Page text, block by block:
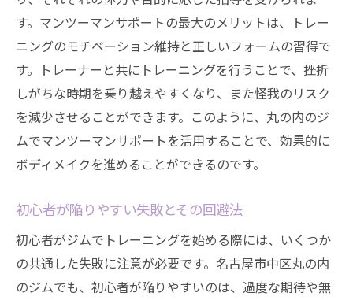
す。マンツーマンサポートの最大のメリットは、トレー
ニングのモチベーション維持と正しいフォームの習得で
す。トレーナーと共にトレーニングを行うことで、挫折
しがちな時期を乗り越えやすくなり、また怪我のリスク
を減少させることができます。このように、丸の内のジ
ムでマンツーマンサポートを活用することで、効果的に
ボディメイクを進めることができるのです。
初心者が陥りやすい失敗とその回避法
初心者がジムでトレーニングを始める際には、いくつか
の共通した失敗に注意が必要です。名古屋市中区丸の内
のジムでも、初心者が陥りやすいのは、過度な期待や無